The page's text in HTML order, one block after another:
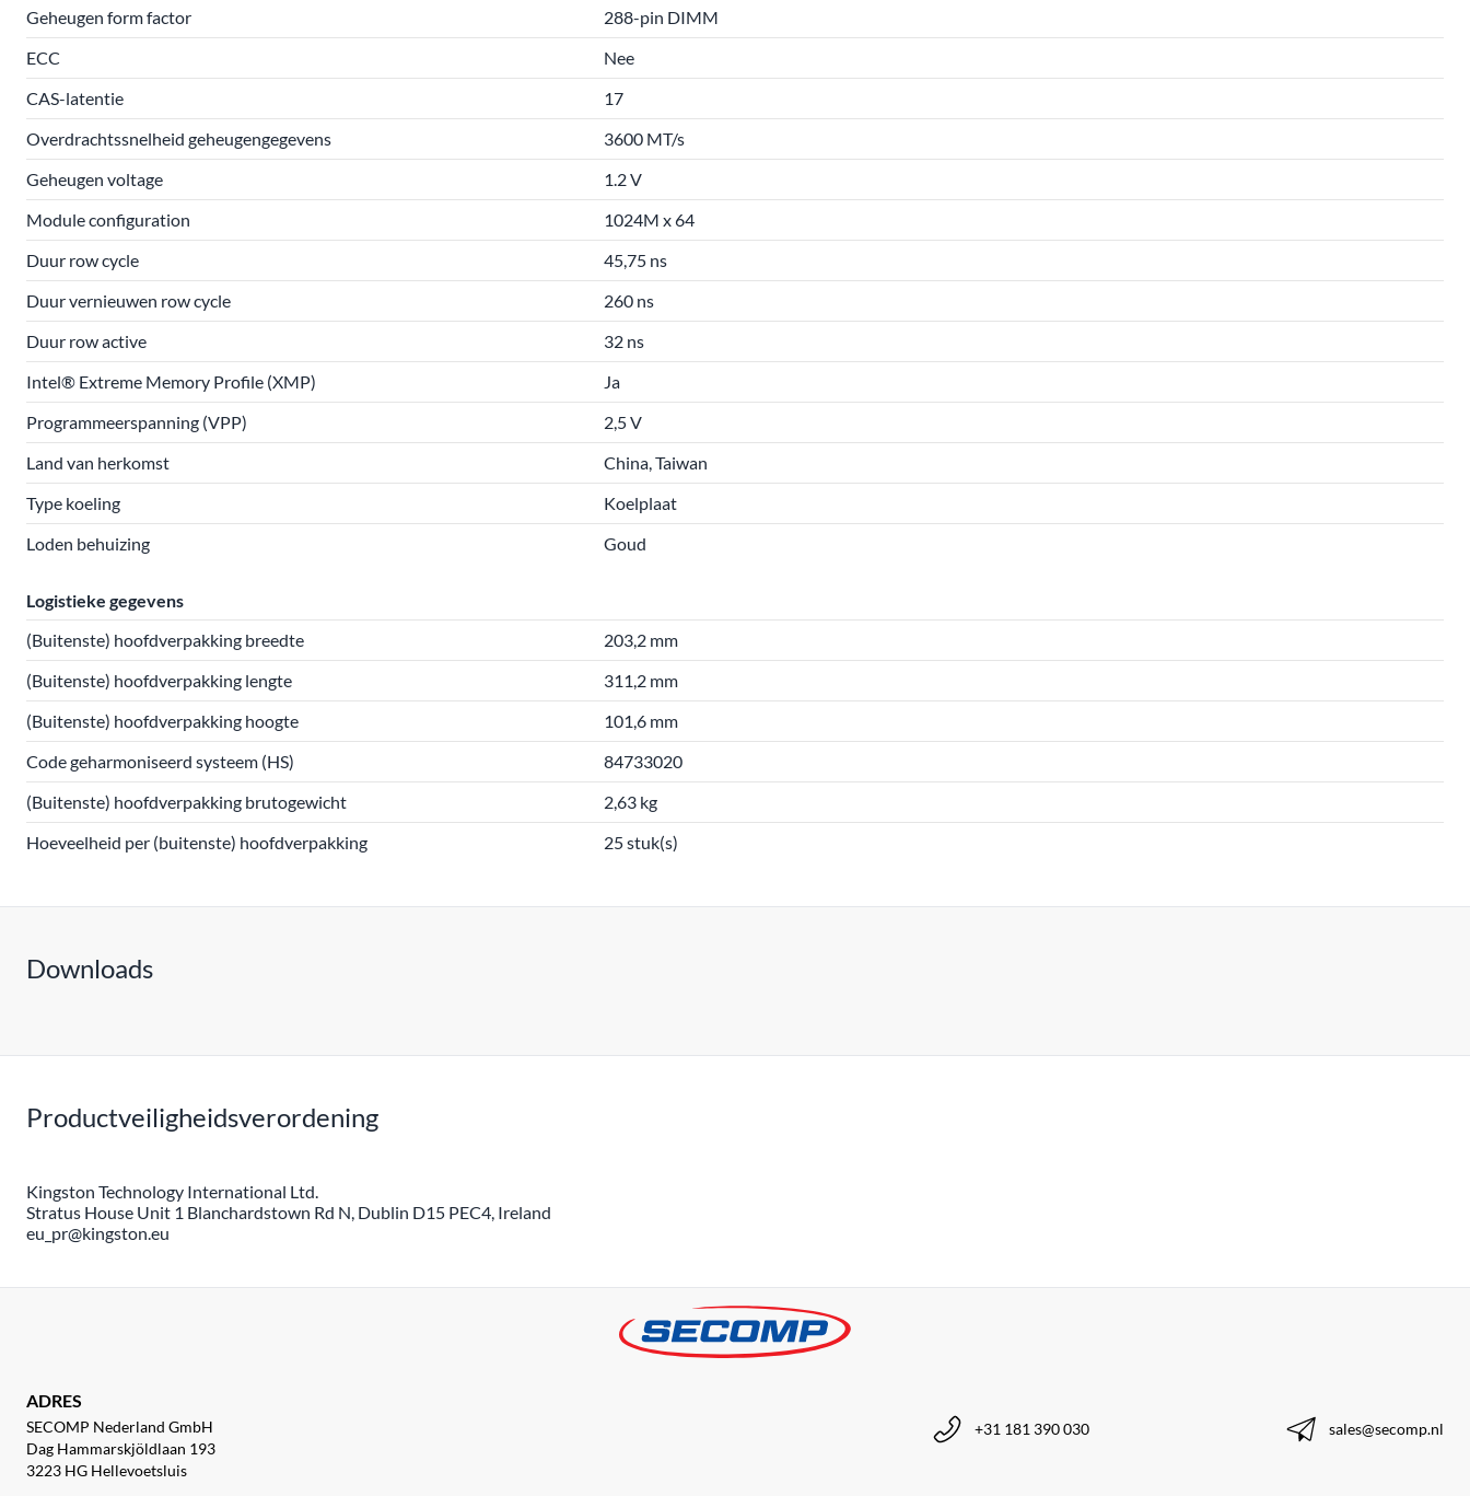
Geheugen form factor
288-pin DIMM
ECC
Nee
CAS-latentie
17
Overdrachtssnelheid geheugengegevens
3600 MT/s
Geheugen voltage
1.2 V
Module configuration
1024M x 64
Duur row cycle
45,75 ns
Duur vernieuwen row cycle
260 ns
Duur row active
32 ns
Intel® Extreme Memory Profile (XMP)
Ja
Programmeerspanning (VPP)
2,5 V
Land van herkomst
China, Taiwan
Type koeling
Koelplaat
Loden behuizing
Goud
Logistieke gegevens
(Buitenste) hoofdverpakking breedte
203,2 mm
(Buitenste) hoofdverpakking lengte
311,2 mm
(Buitenste) hoofdverpakking hoogte
101,6 mm
Code geharmoniseerd systeem (HS)
84733020
(Buitenste) hoofdverpakking brutogewicht
2,63 kg
Hoeveelheid per (buitenste) hoofdverpakking
25 stuk(s)
Downloads
Productveiligheidsverordening
Kingston Technology International Ltd.
Stratus House Unit 1 Blanchardstown Rd N, Dublin D15 PEC4, Ireland
eu_pr@kingston.eu
ADRES
SECOMP Nederland GmbH
Dag Hammarskjöldlaan 193
3223 HG Hellevoetsluis
+31 181 390 030 sales@secomp.nl